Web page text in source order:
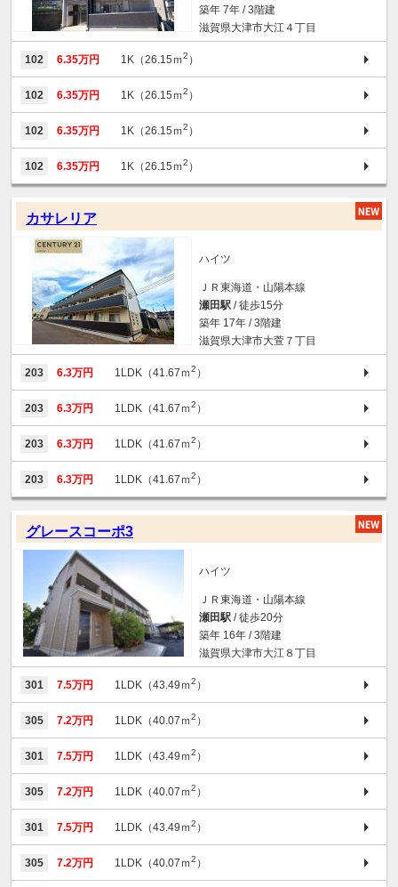
築年 7年 / 3階建
滋賀県大津市大江４丁目
102 6.35万円 1K（26.15ｍ2 ）
102 6.35万円 1K（26.15ｍ2 ）
102 6.35万円 1K（26.15ｍ2 ）
102 6.35万円 1K（26.15ｍ2 ）
カサレリア
ハイツ
ＪＲ東海道・山陽本線
瀬田駅 / 徒歩15分
築年 17年 / 3階建
滋賀県大津市大萱７丁目
203 6.3万円 1LDK（41.67ｍ2 ）
203 6.3万円 1LDK（41.67ｍ2 ）
203 6.3万円 1LDK（41.67ｍ2 ）
203 6.3万円 1LDK（41.67ｍ2 ）
グレースコーポ3
ハイツ
ＪＲ東海道・山陽本線
瀬田駅 / 徒歩20分
築年 16年 / 3階建
滋賀県大津市大江８丁目
301 7.5万円 1LDK（43.49ｍ2 ）
305 7.2万円 1LDK（40.07ｍ2 ）
301 7.5万円 1LDK（43.49ｍ2 ）
305 7.2万円 1LDK（40.07ｍ2 ）
301 7.5万円 1LDK（43.49ｍ2 ）
305 7.2万円 1LDK（40.07ｍ2 ）